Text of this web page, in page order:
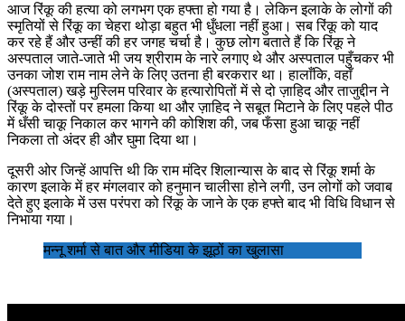
आज रिंकू की हत्या को लगभग एक हफ्ता हो गया है। लेकिन इलाके के लोगों की
स्मृतियों से रिंकू का चेहरा थोड़ा बहुत भी धुँधला नहीं हुआ। सब रिंकू को याद
कर रहे हैं और उन्हीं की हर जगह चर्चा है। कुछ लोग बताते हैं कि रिंकू ने
अस्पताल जाते-जाते भी जय श्रीराम के नारे लगाए थे और अस्पताल पहुँचकर भी
उनका जोश राम नाम लेने के लिए उतना ही बरकरार था। हालाँकि, वहाँ
(अस्पताल) खड़े मुस्लिम परिवार के हत्यारोपितों में से दो ज़ाहिद और ताजुद्दीन ने
रिंकू के दोस्तों पर हमला किया था और ज़ाहिद ने सबूत मिटाने के लिए पहले पीठ
में धँसी चाकू निकाल कर भागने की कोशिश की, जब फँसा हुआ चाकू नहीं
निकला तो अंदर ही और घुमा दिया था।
दूसरी ओर जिन्हें आपत्ति थी कि राम मंदिर शिलान्यास के बाद से रिंकू शर्मा के
कारण इलाके में हर मंगलवार को हनुमान चालीसा होने लगी, उन लोगों को जवाब
देते हुए इलाके में उस परंपरा को रिंकू के जाने के एक हफ्ते बाद भी विधि विधान से
निभाया गया।
मन्नू शर्मा से बात और मीडिया के झूठों का खुलासा